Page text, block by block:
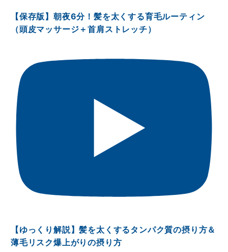
【保存版】朝夜6分！髪を太くする育毛ルーティン
（頭皮マッサージ＋首肩ストレッチ）
【ゆっくり解説】髪を太くするタンパク質の摂り方＆
薄毛リスク爆上がりの摂り方